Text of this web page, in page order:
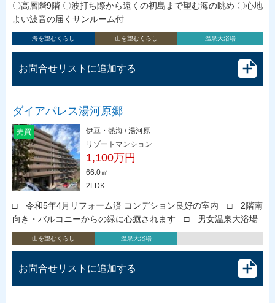
〇高層階9階 〇波打ち際から遠くの初島まで望む海の眺め 〇心地
よい波音の届くサンルーム付
海を望むくらし 山を望むくらし 温泉大浴場
お問合せリストに追加する
ダイアパレス湯河原郷
売買
伊豆・熱海 / 湯河原
リゾートマンション
1,100万円
66.0㎡
2LDK
□ 令和5年4月リフォーム済 コンデション良好の室内 □ 2階南
向き・バルコニーからの緑に心癒されます □ 男女温泉大浴場
山を望むくらし 温泉大浴場
お問合せリストに追加する